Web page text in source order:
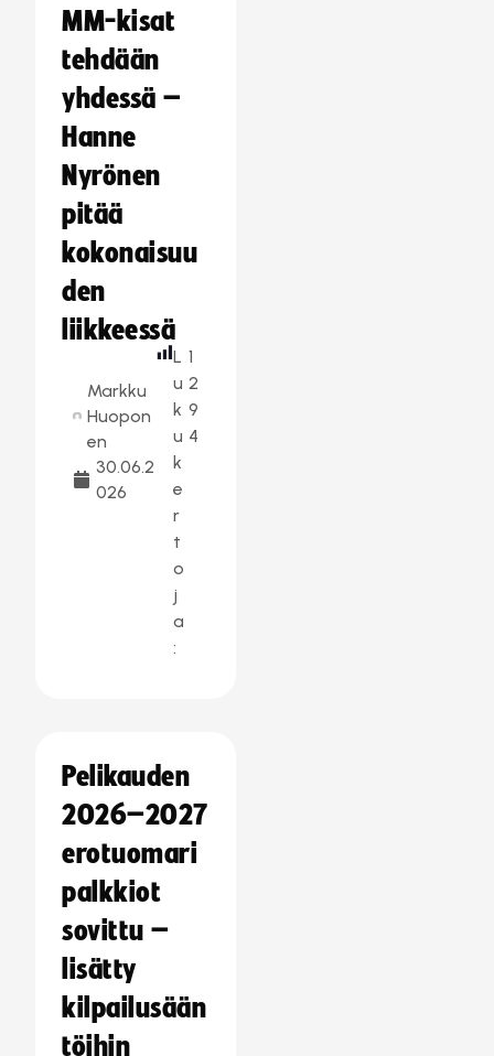
MM-kisat
tehdään
yhdessä –
Hanne
Nyrönen
pitää
kokonaisuu
den
liikkeessä
Markku
Huopon
en
30.06.2
026
L
u
k
u
k
e
r
t
o
j
a
:
1
2
9
4
Pelikauden
2026–2027
erotuomari
palkkiot
sovittu –
lisätty
kilpailusään
töihin